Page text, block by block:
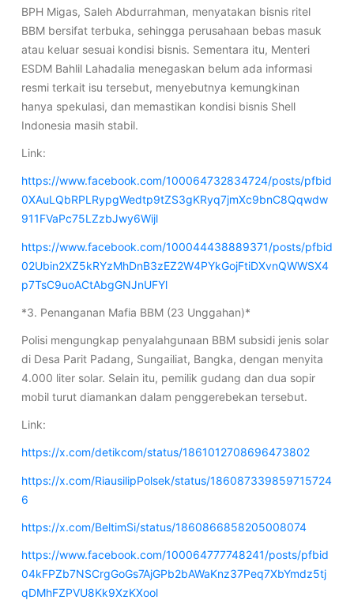
BPH Migas, Saleh Abdurrahman, menyatakan bisnis ritel
BBM bersifat terbuka, sehingga perusahaan bebas masuk
atau keluar sesuai kondisi bisnis. Sementara itu, Menteri
ESDM Bahlil Lahadalia menegaskan belum ada informasi
resmi terkait isu tersebut, menyebutnya kemungkinan
hanya spekulasi, dan memastikan kondisi bisnis Shell
Indonesia masih stabil.
Link:
https://www.facebook.com/100064732834724/posts/pfbid
0XAuLQbRPLRypgWedtp9tZS3gKRyq7jmXc9bnC8Qqwdw
911FVaPc75LZzbJwy6Wijl
https://www.facebook.com/100044438889371/posts/pfbid
02Ubin2XZ5kRYzMhDnB3zEZ2W4PYkGojFtiDXvnQWWSX4
p7TsC9uoACtAbgGNJnUFYl
*3. Penanganan Mafia BBM (23 Unggahan)*
Polisi mengungkap penyalahgunaan BBM subsidi jenis solar
di Desa Parit Padang, Sungailiat, Bangka, dengan menyita
4.000 liter solar. Selain itu, pemilik gudang dan dua sopir
mobil turut diamankan dalam penggerebekan tersebut.
Link:
https://x.com/detikcom/status/1861012708696473802
https://x.com/RiausilipPolsek/status/186087339859715724
6
https://x.com/BeltimSi/status/1860866858205008074
https://www.facebook.com/100064777748241/posts/pfbid
04kFPZb7NSCrgGoGs7AjGPb2bAWaKnz37Peq7XbYmdz5tj
qDMhFZPVU8Kk9XzKXool